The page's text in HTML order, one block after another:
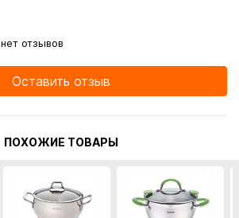
нет отзывов
Оставить отзыв
ПОХОЖИЕ ТОВАРЫ